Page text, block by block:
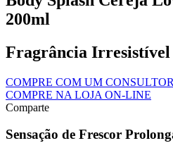
200ml
Fragrância Irresistível
COMPRE COM UM CONSULTOR
COMPRE NA LOJA ON-LINE
Comparte
Sensação de Frescor